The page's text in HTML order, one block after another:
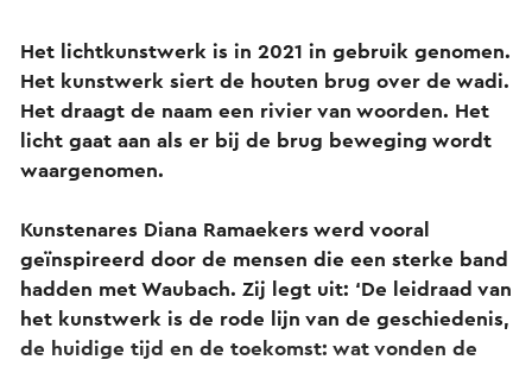
Het lichtkunstwerk is in 2021 in gebruik genomen.
Het kunstwerk siert de houten brug over de wadi.
Het draagt de naam een rivier van woorden. Het
licht gaat aan als er bij de brug beweging wordt
waargenomen.
Kunstenares Diana Ramaekers werd vooral
geïnspireerd door de mensen die een sterke band
hadden met Waubach. Zij legt uit: ‘De leidraad van
het kunstwerk is de rode lijn van de geschiedenis,
de huidige tijd en de toekomst: wat vonden de